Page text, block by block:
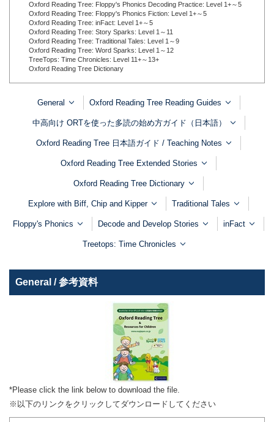
Oxford Reading Tree: Floppy's Phonics Decoding Practice: Level 1+～5
Oxford Reading Tree: Floppy's Phonics Fiction: Level 1+～5
Oxford Reading Tree: inFact: Level 1+～5
Oxford Reading Tree: Story Sparks: Level 1～11
Oxford Reading Tree: Traditional Tales: Level 1～9
Oxford Reading Tree: Word Sparks: Level 1～12
TreeTops: Time Chronicles: Level 11+～13+
Oxford Reading Tree Dictionary
General Oxford Reading Tree Reading Guides
中高向け ORTを使った多読の始め方ガイド（日本語）
Oxford Reading Tree 日本語ガイド / Teaching Notes
Oxford Reading Tree Extended Stories
Oxford Reading Tree Dictionary
Explore with Biff, Chip and Kipper Traditional Tales
Floppy's Phonics Decode and Develop Stories inFact
Treetops: Time Chronicles
General / 参考資料
*Please click the link below to download the file.
※以下のリンクをクリックしてダウンロードしてください